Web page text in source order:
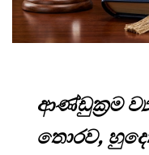
ආණ්ඩුක්‍රම
තොරව,